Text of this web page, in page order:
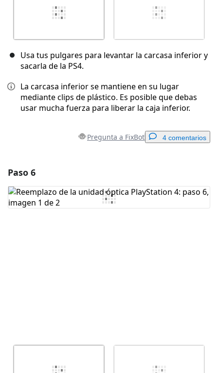
Usa tus pulgares para levantar la carcasa inferior y
sacarla de la PS4.
La carcasa inferior se mantiene en su lugar
mediante clips de plástico. Es posible que debas
usar mucha fuerza para liberar la caja inferior.
Pregunta a FixBot 4 comentarios
Agregar Comentario
Paso 6